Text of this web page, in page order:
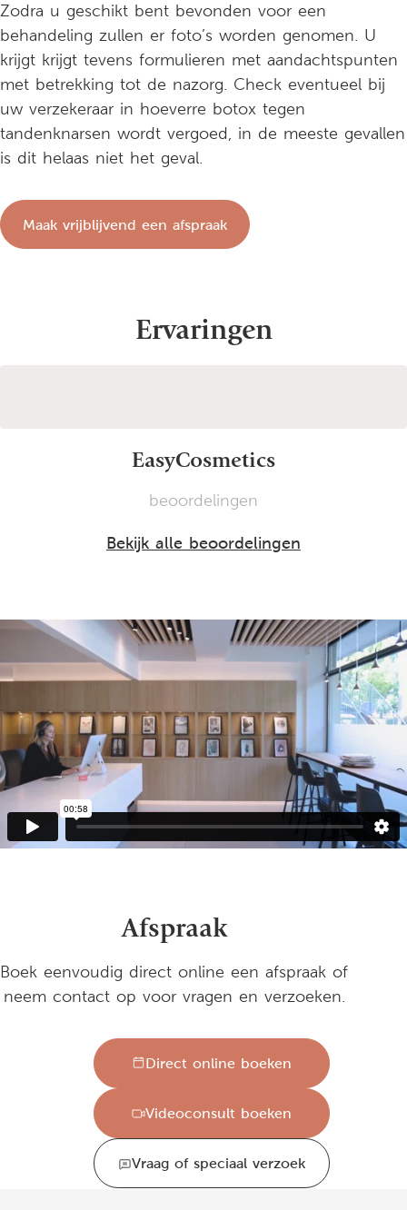
Zodra u geschikt bent bevonden voor een
behandeling zullen er foto’s worden genomen. U
krijgt krijgt tevens formulieren met aandachtspunten
met betrekking tot de nazorg. Check eventueel bij
uw verzekeraar in hoeverre botox tegen
tandenknarsen wordt vergoed, in de meeste gevallen
is dit helaas niet het geval.
Maak vrijblijvend een afspraak
Ervaringen
EasyCosmetics
beoordelingen
Bekijk alle beoordelingen
Afspraak
Boek eenvoudig direct online een afspraak of
neem contact op voor vragen en verzoeken.
Direct online boeken
Videoconsult boeken
Vraag of speciaal verzoek